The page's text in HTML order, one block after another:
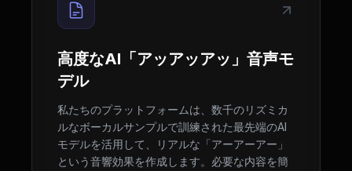
高度なAI「アッアッアッ」音声モ
デル
私たちのプラットフォームは、数千のリズミカ
ルなボーカルサンプルで訓練された最先端のAI
モデルを活用して、リアルな「アーアーアー」
という音響効果を作成します。必要な内容を簡